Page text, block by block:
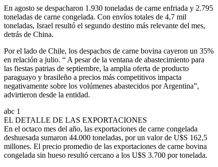
En agosto se despacharon 1.930 toneladas de carne enfriada y 2.795
toneladas de carne congelada. Con envíos totales de 4,7 mil
toneladas, Israel resultó el segundo destino más relevante del mes,
detrás de China.
Por el lado de Chile, los despachos de carne bovina cayeron un 35%
en relación a julio. “ A pesar de la ventana de abastecimiento para
las fiestas patrias de septiembre, la amplia oferta de producto
paraguayo y brasileño a precios más competitivos impacta
negativamente sobre los volúmenes abastecidos por Argentina”,
advirtieron desde la entidad.
abc 1
EL DETALLE DE LAS EXPORTACIONES
En el octaco mes del año, las exportaciones de carne congelada
deshuesada sumaron 44.000 toneladas, por un valor de U$S 162,5
millones. El precio promedio de las exportaciones de carne bovina
congelada sin hueso resultó cercano a los U$S 3.700 por tonelada.